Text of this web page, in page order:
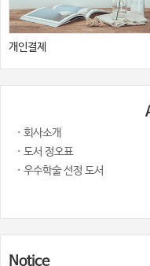
개인결제
· 회사소개
· 도서 정오표
· 우수학술 선정 도서
Notice